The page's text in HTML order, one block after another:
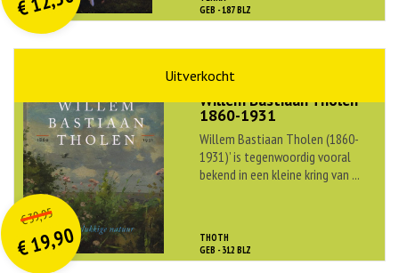
GEB - 187 BLZ
€ 39,99.
€ is:€ 12,50.
THOTH
GEB - 312 BLZ
Willem Bastiaan Tholen
1860-1931
Willem Bastiaan Tholen (1860-
1931)’ is tegenwoordig vooral
bekend in een kleine kring van ...
€39,95O
orspr
onkelijke
prijs
was:
€ 39,95.
€19,90
Huidige
prijs
is:€ 19,90.